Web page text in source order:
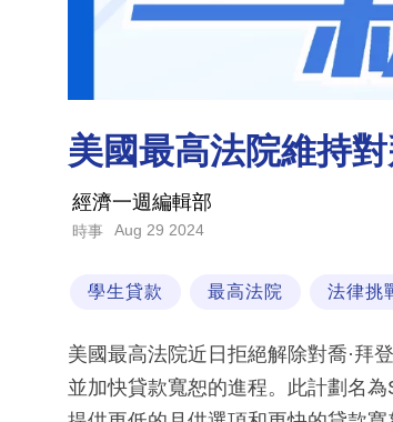
美國最高法院維持
經濟一週編輯部
時事 Aug 29 2024
學生貸款 最高法院 法律挑
美國最高法院近日拒絕解除對喬·拜
並加快貸款寬恕的進程。此計劃名